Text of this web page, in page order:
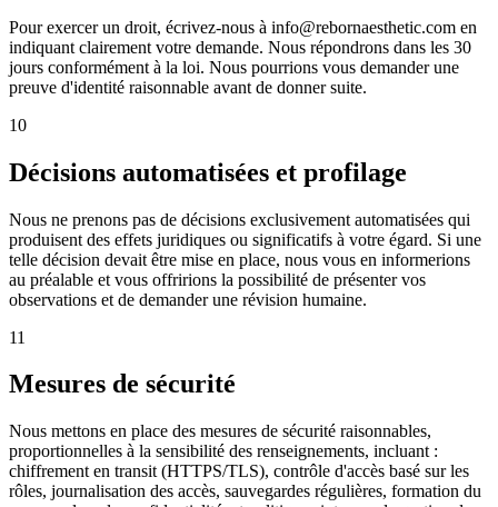
Pour exercer un droit, écrivez-nous à info@rebornaesthetic.com en
indiquant clairement votre demande. Nous répondrons dans les 30
jours conformément à la loi. Nous pourrions vous demander une
preuve d'identité raisonnable avant de donner suite.
10
Décisions automatisées et profilage
Nous ne prenons pas de décisions exclusivement automatisées qui
produisent des effets juridiques ou significatifs à votre égard. Si une
telle décision devait être mise en place, nous vous en informerions
au préalable et vous offririons la possibilité de présenter vos
observations et de demander une révision humaine.
11
Mesures de sécurité
Nous mettons en place des mesures de sécurité raisonnables,
proportionnelles à la sensibilité des renseignements, incluant :
chiffrement en transit (HTTPS/TLS), contrôle d'accès basé sur les
rôles, journalisation des accès, sauvegardes régulières, formation du